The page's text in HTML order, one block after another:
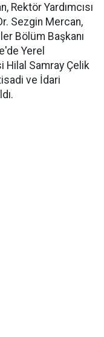
Rektör Yardımcısı
Sezgin Mercan,
Bölüm Başkanı
Yerel
Hilal Samray Çelik
ve İdari